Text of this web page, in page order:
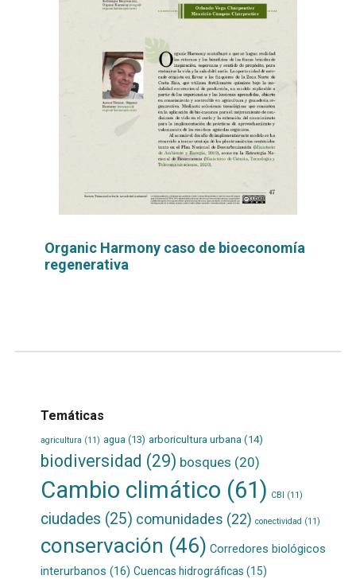
Organic Harmony caso de bioeconomía
regenerativa
Temáticas
agricultura (11) agua (13) arboricultura urbana (14)
biodiversidad (29) bosques (20)
Cambio climático (61) CBI (11)
ciudades (25) comunidades (22) conectividad (11)
conservación (46) Corredores biológicos
interurbanos (16) Cuencas hidrográficas (15)